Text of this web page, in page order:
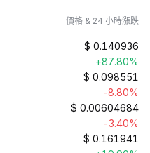
價格 & 24 小時漲跌
$ 0.140936
+87.80%
$ 0.098551
-8.80%
$ 0.00604684
-3.40%
$ 0.161941